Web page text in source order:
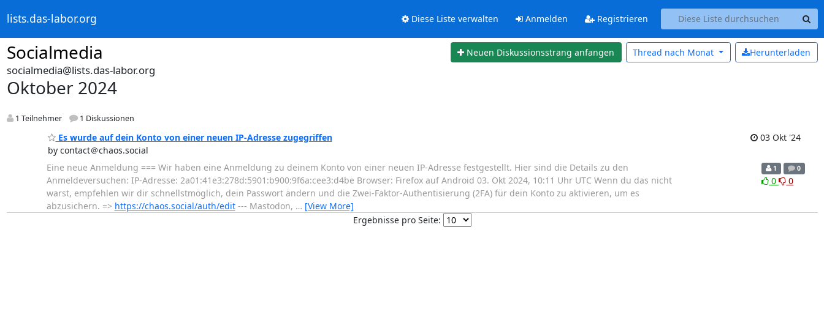
lists.das-labor.org Diese Liste verwalten Anmelden Registrieren
Socialmedia Neuen Diskussionsstrang anfangen Herunterladen
Thread nach Monat
socialmedia@lists.das-labor.org
Oktober 2024
1 Teilnehmer 1 Diskussionen
Es wurde auf dein Konto von einer neuen IP-Adresse zugegriffen
by contact＠chaos.social
03 Okt '24
Eine neue Anmeldung === Wir haben eine Anmeldung zu deinem Konto von einer neuen IP-Adresse festgestellt. Hier sind die Details zu den
Anmeldeversuchen: IP-Adresse: 2a01:41e3:278d:5901:b900:9f6a:cee3:d4be Browser: Firefox auf Android 03. Okt 2024, 10:11 Uhr UTC Wenn du das nicht
warst, empfehlen wir dir schnellstmöglich, dein Passwort ändern und die Zwei-Faktor-Authentisierung (2FA) für dein Konto zu aktivieren, um es
abzusichern. => https://chaos.social/auth/edit--- Mastodon, … [View More]
1 0
0 0
Ergebnisse pro Seite: